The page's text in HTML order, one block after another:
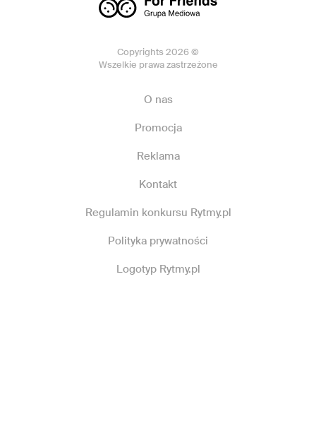
Copyrights 2026 ©
Wszelkie prawa zastrzeżone
O nas
Promocja
Reklama
Kontakt
Regulamin konkursu Rytmy.pl
Polityka prywatności
Logotyp Rytmy.pl